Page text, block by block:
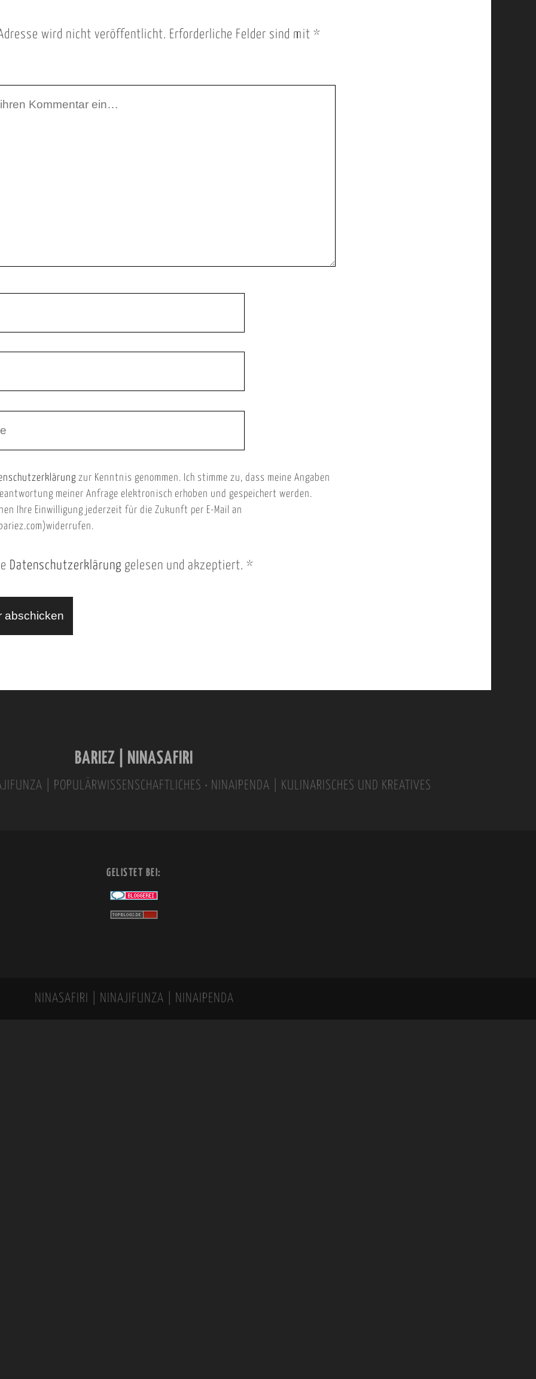
wird nicht veröffentlicht. Erforderliche Felder sind mit *
zur Kenntnis genommen. Ich stimme zu, dass meine Angaben
meiner Anfrage elektronisch erhoben und gespeichert werden.
Ihre Einwilligung jederzeit für die Zukunft per E-Mail an
Datenschutzerklärung gelesen und akzeptiert. *
BARIEZ | NINASAFIRI
| POPULÄRWISSENSCHAFTLICHES • NINAIPENDA | KULINARISCHES UND KREATIVES
GELISTET BEI:
NINASAFIRI | NINAJIFUNZA | NINAIPENDA